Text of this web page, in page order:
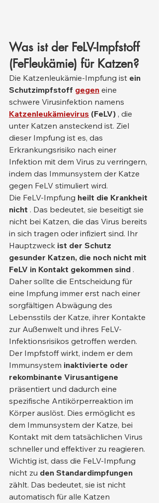
Was ist der FeLV-Impfstoff
(FeFleukämie) für Katzen?
Die Katzenleukämie-Impfung ist ein
Schutzimpfstoff gegen eine
schwere Virusinfektion namens
Katzenleukämievirus (FeLV) , die
unter Katzen ansteckend ist. Ziel
dieser Impfung ist es, das
Erkrankungsrisiko nach einer
Infektion mit dem Virus zu verringern,
indem das Immunsystem der Katze
gegen FeLV stimuliert wird.
Die FeLV-Impfung heilt die Krankheit
nicht . Das bedeutet, sie beseitigt sie
nicht bei Katzen, die das Virus bereits
in sich tragen oder infiziert sind. Ihr
Hauptzweck ist der Schutz
gesunder Katzen, die noch nicht mit
FeLV in Kontakt gekommen sind .
Daher sollte die Entscheidung für
eine Impfung immer erst nach einer
sorgfältigen Abwägung des
Lebensstils der Katze, ihrer Kontakte
zur Außenwelt und ihres FeLV-
Infektionsrisikos getroffen werden.
Der Impfstoff wirkt, indem er dem
Immunsystem inaktivierte oder
rekombinante Virusantigene
präsentiert und dadurch eine
spezifische Antikörperreaktion im
Körper auslöst. Dies ermöglicht es
dem Immunsystem der Katze, bei
Kontakt mit dem tatsächlichen Virus
schneller und effektiver zu reagieren.
Wichtig ist, dass die FeLV-Impfung
nicht zu den Standardimpfungen
zählt. Das bedeutet, sie ist nicht
automatisch für alle Katzen